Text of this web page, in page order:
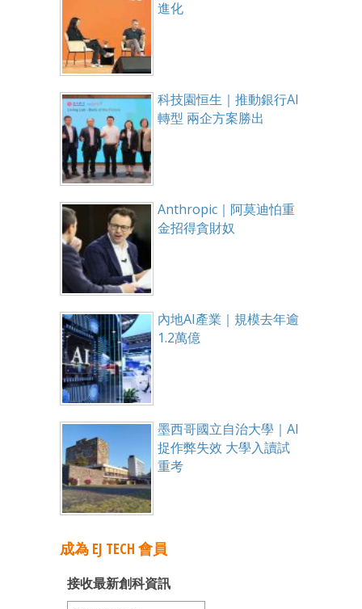
進化
科技園恒生｜推動銀行AI
轉型 兩企方案勝出
Anthropic｜阿莫迪怕重
金招得貪財奴
內地AI產業｜規模去年逾
1.2萬億
墨西哥國立自治大學｜AI
捉作弊失效 大學入讀試
重考
成為 EJ TECH 會員
接收最新創科資訊